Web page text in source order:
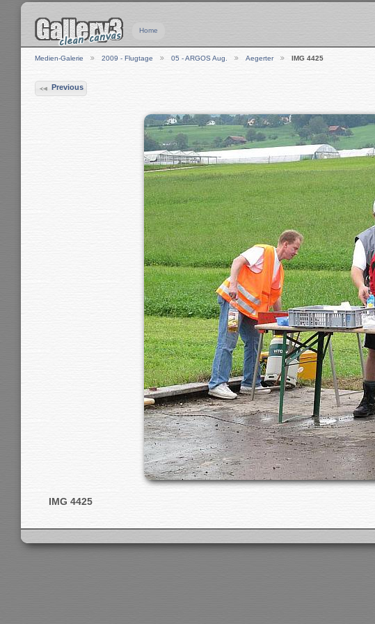
Home
Medien-Galerie 2009 - Flugtage 05 - ARGOS Aug. Aegerter IMG 4425
Previous
IMG 4425